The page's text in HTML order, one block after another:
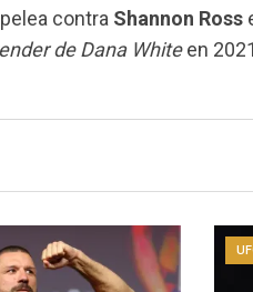
contra Shannon Ross
de Dana Whiteen
UFC